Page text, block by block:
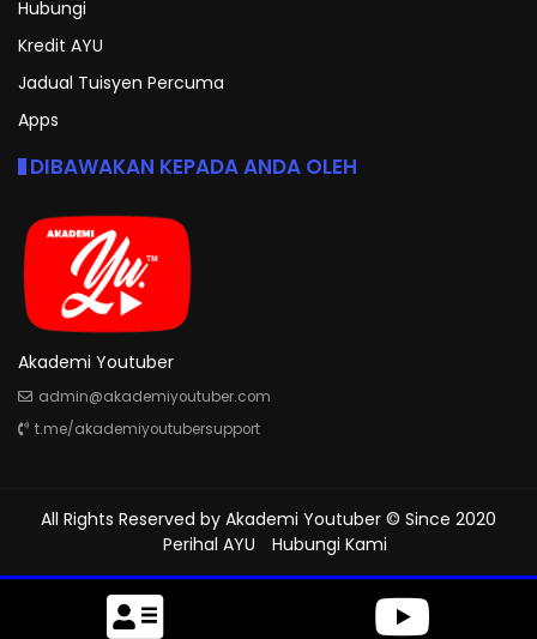
Hubungi
Kredit AYU
Jadual Tuisyen Percuma
Apps
DIBAWAKAN KEPADA ANDA OLEH
Akademi Youtuber
admin@akademiyoutuber.com
t.me/akademiyoutubersupport
All Rights Reserved by Akademi Youtuber © Since 2020
Perihal AYU
Hubungi Kami